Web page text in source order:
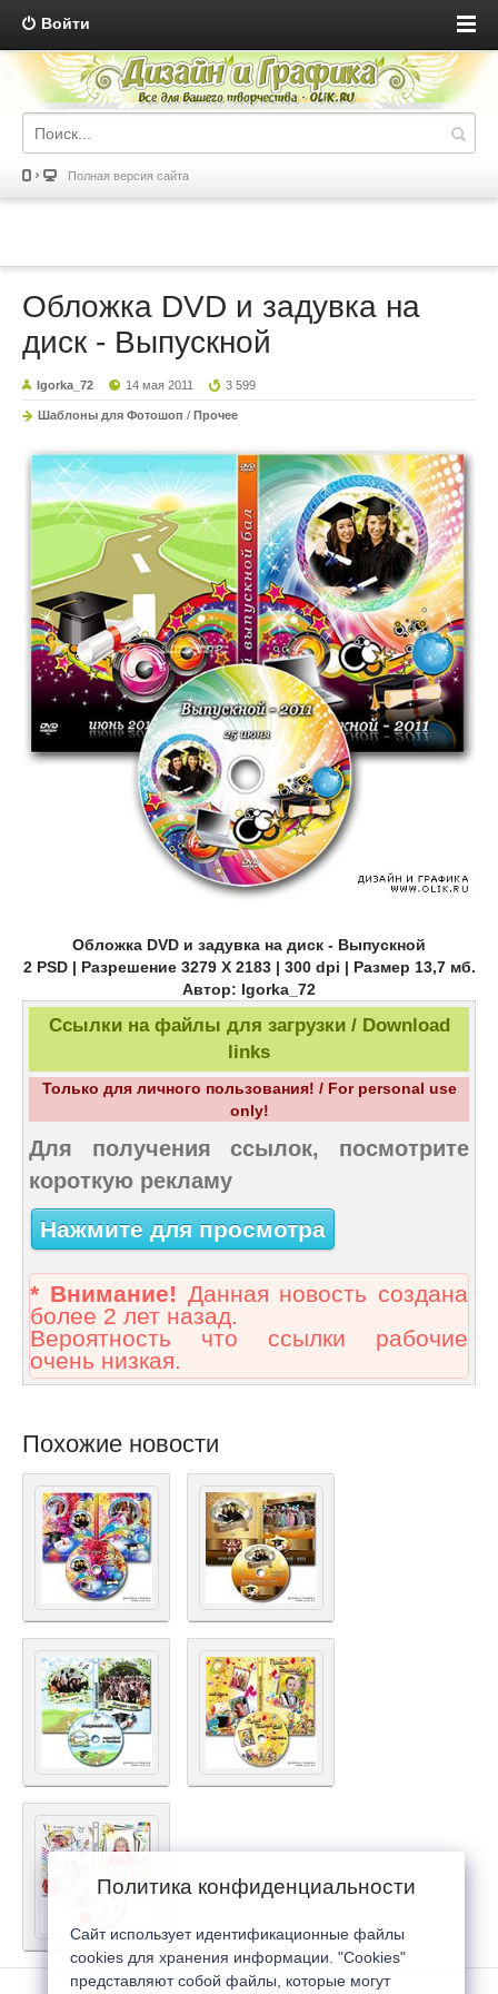
Войти
Полная версия сайта
Обложка DVD и задувка на
диск - Выпускной
Igorka_72 14 мая 2011 3 599
Шаблоны для Фотошоп / Прочее
Обложка DVD и задувка на диск - Выпускной
2 PSD | Разрешение 3279 Х 2183 | 300 dpi | Размер 13,7 мб.
Автор: Igorka_72
Ссылки на файлы для загрузки / Download
links
Только для личного пользования! / For personal use
only!
Для получения ссылок, посмотрите
короткую рекламу
Нажмите для просмотра
* Внимание! Данная новость создана
более 2 лет назад.
Вероятность что ссылки рабочие
очень низкая.
Похожие новости
Политика конфиденциальности
Сайт использует идентификационные файлы
cookies для хранения информации. "Cookies"
представляют собой файлы, которые могут